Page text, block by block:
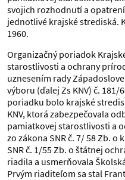
svojich rozhodnutí a
jednotlivé krajské strediská.
1960.
Organizačný poriadok
starostlivosti a ochrany
uznesením rady
výboru (ďalej Zs KNV) č. 181/
poriadku bolo krajské
KNV, ktorá zabezpečovala
pamiatkovej starostlivosti a
zo zákona SNR č. 7/ 58 Zb.
SNR č. 1/55 Zb. o štátnej
riadila a usmerňovala
Prvým riaditeľom sa stal